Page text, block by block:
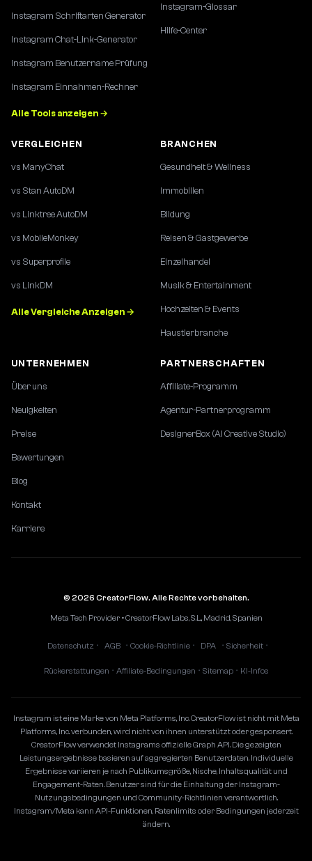
Instagram Schriftarten Generator
Instagram Chat-Link-Generator
Instagram Benutzername Prüfung
Instagram Einnahmen-Rechner
Alle Tools anzeigen →
Instagram-Glossar
Hilfe-Center
VERGLEICHEN
vs ManyChat
vs Stan AutoDM
vs Linktree AutoDM
vs MobileMonkey
vs Superprofile
vs LinkDM
Alle Vergleiche Anzeigen →
BRANCHEN
Gesundheit & Wellness
Immobilien
Bildung
Reisen & Gastgewerbe
Einzelhandel
Musik & Entertainment
Hochzeiten & Events
Haustierbranche
UNTERNEHMEN
Über uns
Neuigkeiten
Preise
Bewertungen
Blog
Kontakt
Karriere
PARTNERSCHAFTEN
Affiliate-Programm
Agentur-Partnerprogramm
DesignerBox (AI Creative Studio)
© 2026 CreatorFlow. Alle Rechte vorbehalten.
Meta Tech Provider • CreatorFlow Labs, S.L., Madrid, Spanien
Datenschutz • AGB • Cookie-Richtlinie • DPA • Sicherheit •
Rückerstattungen • Affiliate-Bedingungen • Sitemap • KI-Infos
Instagram ist eine Marke von Meta Platforms, Inc. CreatorFlow ist nicht mit Meta
Platforms, Inc. verbunden, wird nicht von ihnen unterstützt oder gesponsert.
CreatorFlow verwendet Instagrams offizielle Graph API. Die gezeigten
Leistungsergebnisse basieren auf aggregierten Benutzerdaten. Individuelle
Ergebnisse variieren je nach Publikumsgröße, Nische, Inhaltsqualität und
Engagement-Raten. Benutzer sind für die Einhaltung der Instagram-
Nutzungsbedingungen und Community-Richtlinien verantwortlich.
Instagram/Meta kann API-Funktionen, Ratenlimits oder Bedingungen jederzeit
ändern.